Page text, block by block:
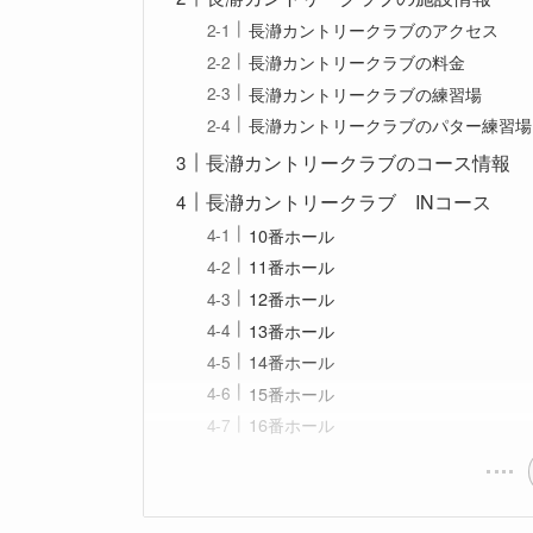
長瀞カントリークラブのアクセス
長瀞カントリークラブの料金
長瀞カントリークラブの練習場
長瀞カントリークラブのパター練習場
長瀞カントリークラブのコース情報
長瀞カントリークラブ INコース
10番ホール
11番ホール
12番ホール
13番ホール
14番ホール
15番ホール
16番ホール